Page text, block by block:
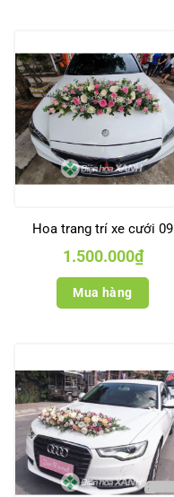
Hoa trang trí xe cưới 09
1.500.000₫
Mua hàng